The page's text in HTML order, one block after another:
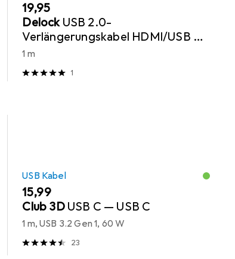
EUR
19,95
Delock USB 2.0-
Verlängerungskabel HDMI/USB A -
HDMI/USB A 1 m
1 m
1
USB Kabel
EUR
15,99
Club 3D USB C — USB C
1 m, USB 3.2 Gen 1, 60 W
23